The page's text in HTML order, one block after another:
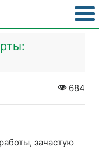
684
зачастую